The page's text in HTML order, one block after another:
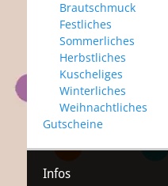
Brautschmuck
Festliches
Sommerliches
Herbstliches
Kuscheliges
Winterliches
Weihnachtliches
Gutscheine
Infos